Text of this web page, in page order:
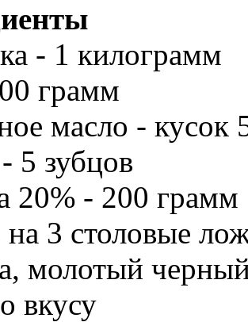
- 1 килограмм
грамм
масло - кусок
5 зубцов
20% - 200 грамм
3 столовые
молотый
вкусу